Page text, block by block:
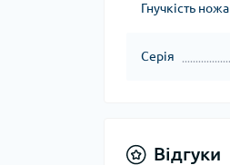
Гнучкість ножа
Серія
Відгуки